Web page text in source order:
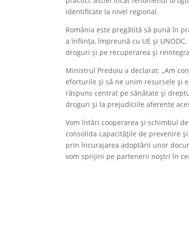
identificate la nivel regional.
România este pregătită să pună în
a înființa, împreună cu UE și
droguri și pe recuperarea și
Ministrul Predoiu a declarat: „Am
eforturile și să ne unim resursele și
răspuns centrat pe sănătate și
droguri și la prejudiciile aferente
Vom întări cooperarea și schimbul
consolida capacitățile de prevenire
prin încurajarea adoptării unor
vom sprijini pe partenerii noștri în